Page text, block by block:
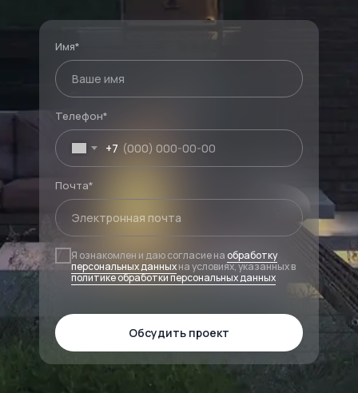
Имя*
Телефон*
+7
Почта*
Я ознакомлен и даю согласие на обработку
персональных данныхна условиях, указанных в
политике обработки персональных данных
Обсудить проект